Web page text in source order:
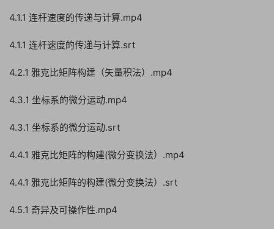
4.1.1 连杆速度的传递与计算.mp4
4.1.1 连杆速度的传递与计算.srt
4.2.1 雅克比矩阵构建（矢量积法）.mp4
4.3.1 坐标系的微分运动.mp4
4.3.1 坐标系的微分运动.srt
4.4.1 雅克比矩阵的构建(微分变换法）.mp4
4.4.1 雅克比矩阵的构建(微分变换法）.srt
4.5.1 奇异及可操作性.mp4